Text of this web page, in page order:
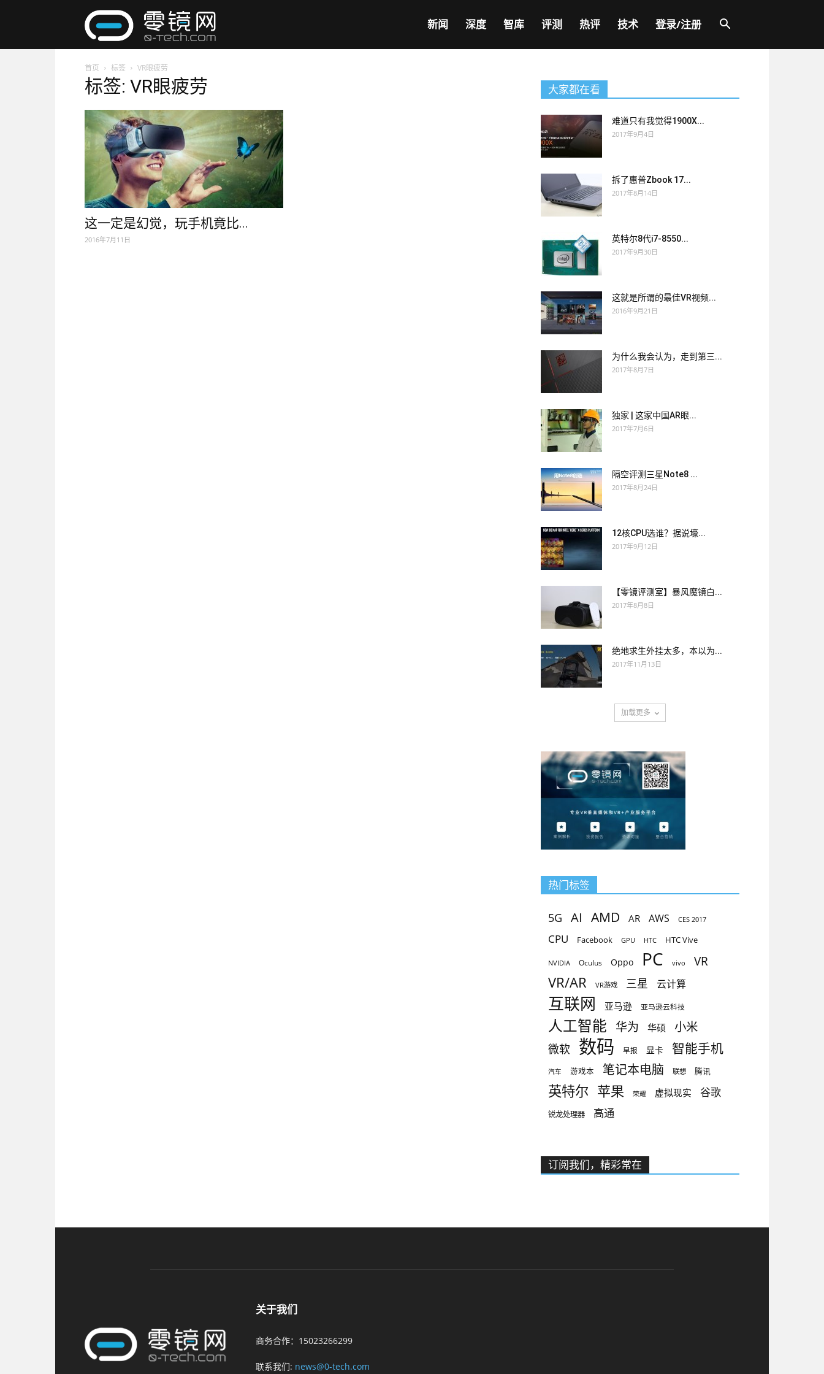
网
新闻 深度 智库 评测 热评 技术 登录/注册
首页 标签 VR眼疲劳
标签: VR眼疲劳
这一定是幻觉，玩手机竟比...
2016年7月11日
大家都在看
难道只有我觉得1900X...
2017年9月4日
拆了惠普Zbook 17...
2017年8月14日
英特尔8代i7-8550...
2017年9月30日
这就是所谓的最佳VR视频...
2016年9月21日
为什么我会认为，走到第三...
2017年8月7日
独家 | 这家中国AR眼...
2017年7月6日
隔空评测三星Note8 ...
2017年8月24日
12核CPU选谁？据说壕...
2017年9月12日
【零镜评测室】暴风魔镜白...
2017年8月8日
绝地求生外挂太多，本以为...
2017年11月13日
加载更多
热门标签
5G AI AMD AR AWS CES 2017
CPU Facebook GPU HTC HTC Vive
NVIDIA Oculus Oppo PC vivo VR
VR/AR VR游戏 三星 云计算
互联网 亚马逊 亚马逊云科技
人工智能 华为 华硕 小米
微软 数码 早报 显卡 智能手机
汽车 游戏本 笔记本电脑 联想 腾讯
英特尔 苹果 荣耀 虚拟现实 谷歌
锐龙处理器 高通
订阅我们，精彩常在
关于我们
商务合作：15023266299
联系我们: news@0-tech.com